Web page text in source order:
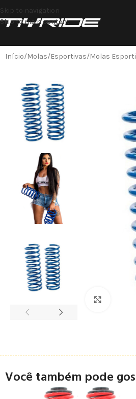
Skip to navigation
Skip to main content
Início Molas Esportivas Molas
Clique
Você também pode